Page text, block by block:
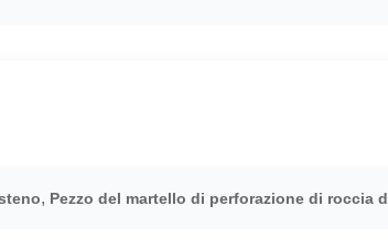
, Pezzo del martello di perforazione di roccia